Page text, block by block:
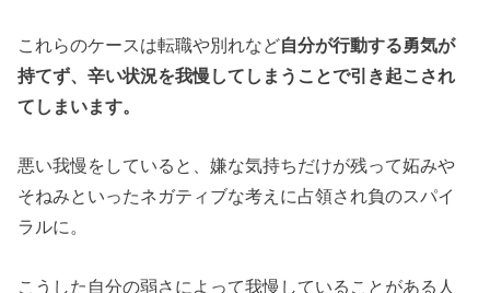
これらのケースは転職や別れなど自分が行動する勇気が
持てず、辛い状況を我慢してしまうことで引き起こされ
てしまいます。
悪い我慢をしていると、嫌な気持ちだけが残って妬みや
そねみといったネガティブな考えに占領され負のスパイ
ラルに。
こうした自分の弱さによって我慢していることがある人